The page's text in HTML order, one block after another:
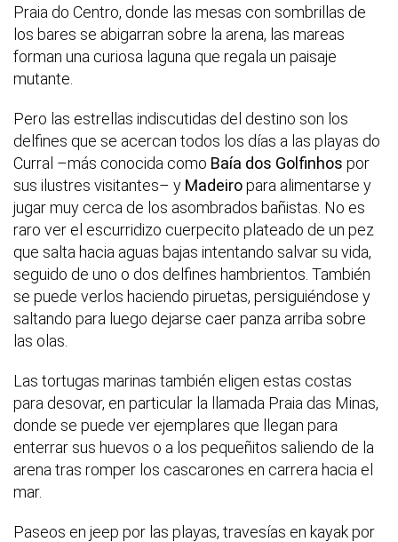
Praia do Centro, donde las mesas con sombrillas de
los bares se abigarran sobre la arena, las mareas
forman una curiosa laguna que regala un paisaje
mutante.
Pero las estrellas indiscutidas del destino son los
delfines que se acercan todos los días a las playas do
Curral –más conocida como Baía dos Golfinhos por
sus ilustres visitantes– y Madeiropara alimentarse y
jugar muy cerca de los asombrados bañistas. No es
raro ver el escurridizo cuerpecito plateado de un pez
que salta hacia aguas bajas intentando salvar su vida,
seguido de uno o dos delfines hambrientos. También
se puede verlos haciendo piruetas, persiguiéndose y
saltando para luego dejarse caer panza arriba sobre
las olas.
Las tortugas marinas también eligen estas costas
para desovar, en particular la llamada Praia das Minas,
donde se puede ver ejemplares que llegan para
enterrar sus huevos o a los pequeñitos saliendo de la
arena tras romper los cascarones en carrera hacia el
mar.
Paseos en jeep por las playas, travesías en kayak por